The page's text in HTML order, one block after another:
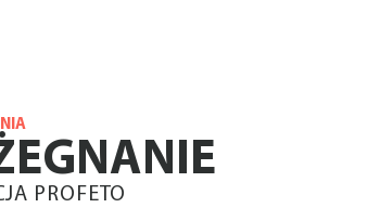
PROFETO